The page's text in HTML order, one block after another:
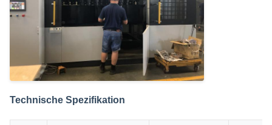
Technische Spezifikation